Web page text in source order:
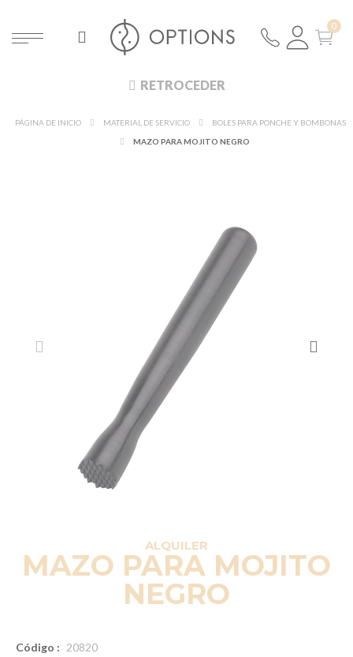
RETROCEDER
PÁGINA DE INICIO MATERIAL DE SERVICIO
BOLES PARA PONCHE Y BOMBONAS
MAZO PARA MOJITO NEGRO
ALQUILER
MAZO PARA MOJITO
NEGRO
Código : 20820